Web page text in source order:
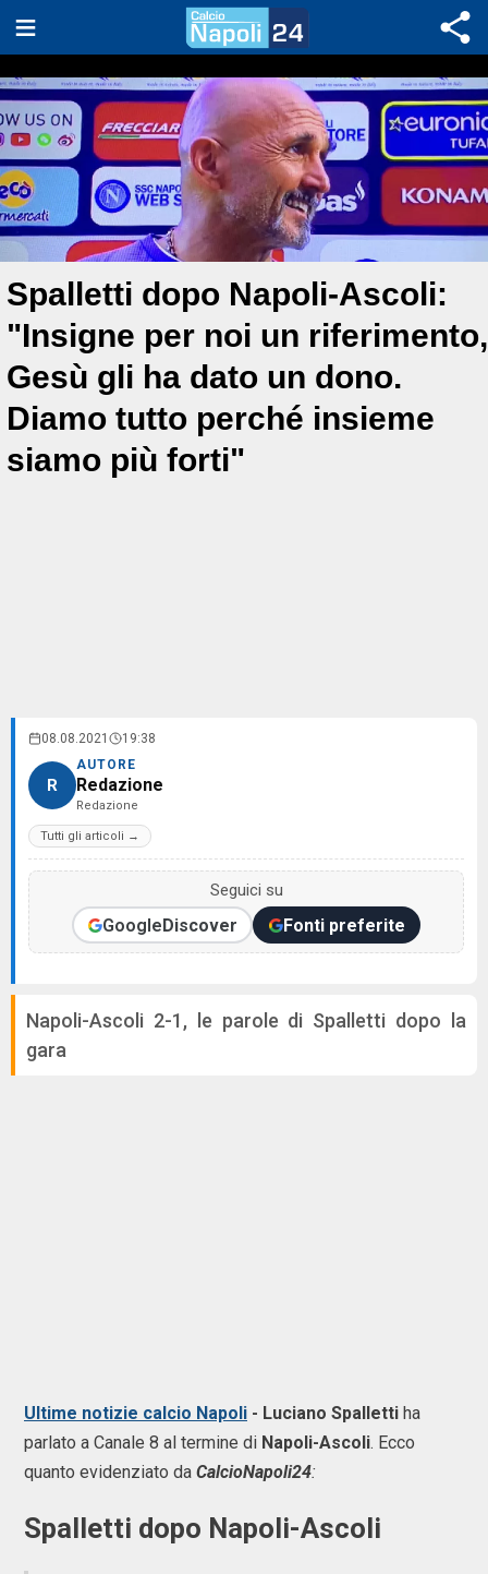
Spalletti dopo Napoli-Ascoli:
"Insigne per noi un riferimento,
Gesù gli ha dato un dono.
Diamo tutto perché insieme
siamo più forti"
08.08.2021 19:38
R
AUTORE
Redazione
Redazione
Tutti gli articoli →
Seguici su
GoogleDiscover Fonti preferite
Napoli-Ascoli 2-1, le parole di Spalletti dopo la
gara
Ultime notizie calcio Napoli - Luciano Spalletti ha
parlato a Canale 8 al termine di Napoli-Ascoli. Ecco
quanto evidenziato da CalcioNapoli24:
Spalletti dopo Napoli-Ascoli